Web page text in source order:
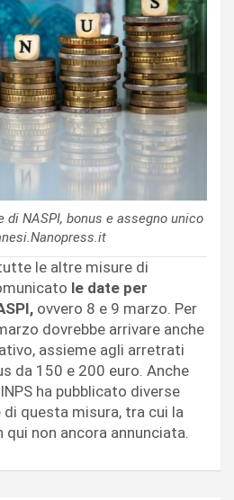
di NASPI, bonus e assegno unico
le altre misure di
le date per
ovvero 8 e 9 marzo. Per
dovrebbe arrivare anche
assieme agli arretrati
da 150 e 200 euro. Anche
INPS ha pubblicato diverse
di questa misura, tra cui la
qui non ancora annunciata.